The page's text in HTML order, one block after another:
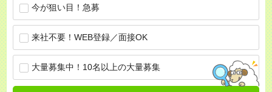
今が狙い目！急募
来社不要！WEB登録／面接OK
大量募集中！10名以上の大量募集